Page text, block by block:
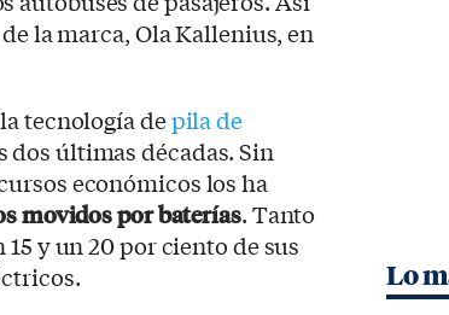
la marca, Ola Kallenius, en
tecnología depila de
dos últimas décadas. Sin
económicos los ha
movidos por baterías. Tanto
15 y un 20 por ciento de sus
Lo